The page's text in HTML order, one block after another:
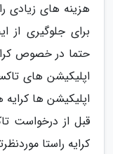
هزینه های زیادی
برای جلوگیری از
حتما در خصوص
اپلیکیشن های
اپلیکیشن ها
قبل از درخواست
کرایه راستا